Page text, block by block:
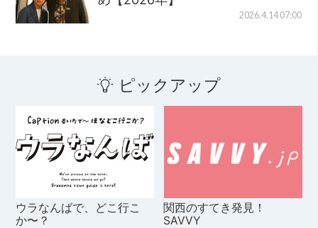
2026.4.14 07:00
ピックアップ
ウラなんばで、どこ行こ
か〜？
関西のすてき発見！
SAVVY